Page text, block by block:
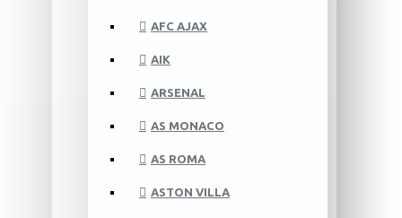
AFC AJAX
AIK
ARSENAL
AS MONACO
AS ROMA
ASTON VILLA